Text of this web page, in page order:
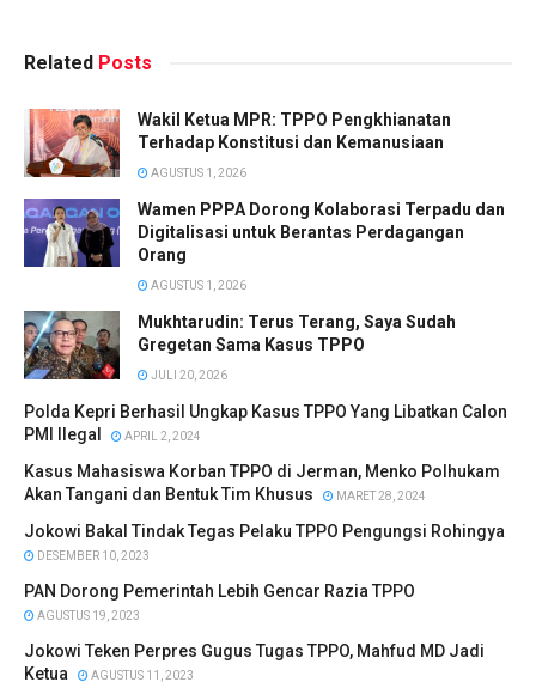
Related Posts
Wakil Ketua MPR: TPPO Pengkhianatan
Terhadap Konstitusi dan Kemanusiaan
AGUSTUS 1, 2026
Wamen PPPA Dorong Kolaborasi Terpadu dan
Digitalisasi untuk Berantas Perdagangan
Orang
AGUSTUS 1, 2026
Mukhtarudin: Terus Terang, Saya Sudah
Gregetan Sama Kasus TPPO
JULI 20, 2026
Polda Kepri Berhasil Ungkap Kasus TPPO Yang Libatkan Calon
PMI Ilegal
APRIL 2, 2024
Kasus Mahasiswa Korban TPPO di Jerman, Menko Polhukam
Akan Tangani dan Bentuk Tim Khusus
MARET 28, 2024
Jokowi Bakal Tindak Tegas Pelaku TPPO Pengungsi Rohingya
DESEMBER 10, 2023
PAN Dorong Pemerintah Lebih Gencar Razia TPPO
AGUSTUS 19, 2023
Jokowi Teken Perpres Gugus Tugas TPPO, Mahfud MD Jadi
Ketua
AGUSTUS 11, 2023